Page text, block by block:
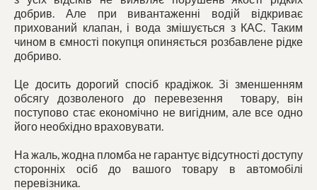
добрив. Але при вивантаженні водій відкриває
прихований клапан, і вода змішується з КАС. Таким
чином в ємності покупця опиняється розбавлене рідке
добриво.
Це досить дорогий спосіб крадіжок. Зі зменшенням
обсягу дозволеного до перевезення товару, він
поступово стає економічно не вигідним, але все одно
його необхідно враховувати.
На жаль, жодна пломба не гарантує відсутності доступу
сторонніх осіб до вашого товару в автомобілі
перевізника.